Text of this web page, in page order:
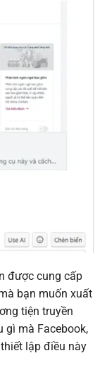
được cung cấp
bạn muốn xuất
tiện truyền
gì mà Facebook,
lập điều này